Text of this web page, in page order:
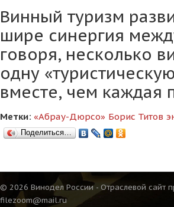
Винный туризм
шире синергия
говоря, несколько
одну
вместе, чем каждая
Метки: «Абрау-Дюрсо» Борис Титов
Поделиться…
© 2026 Винодел России - Отраслевой сайт
filezoom@mail.ru